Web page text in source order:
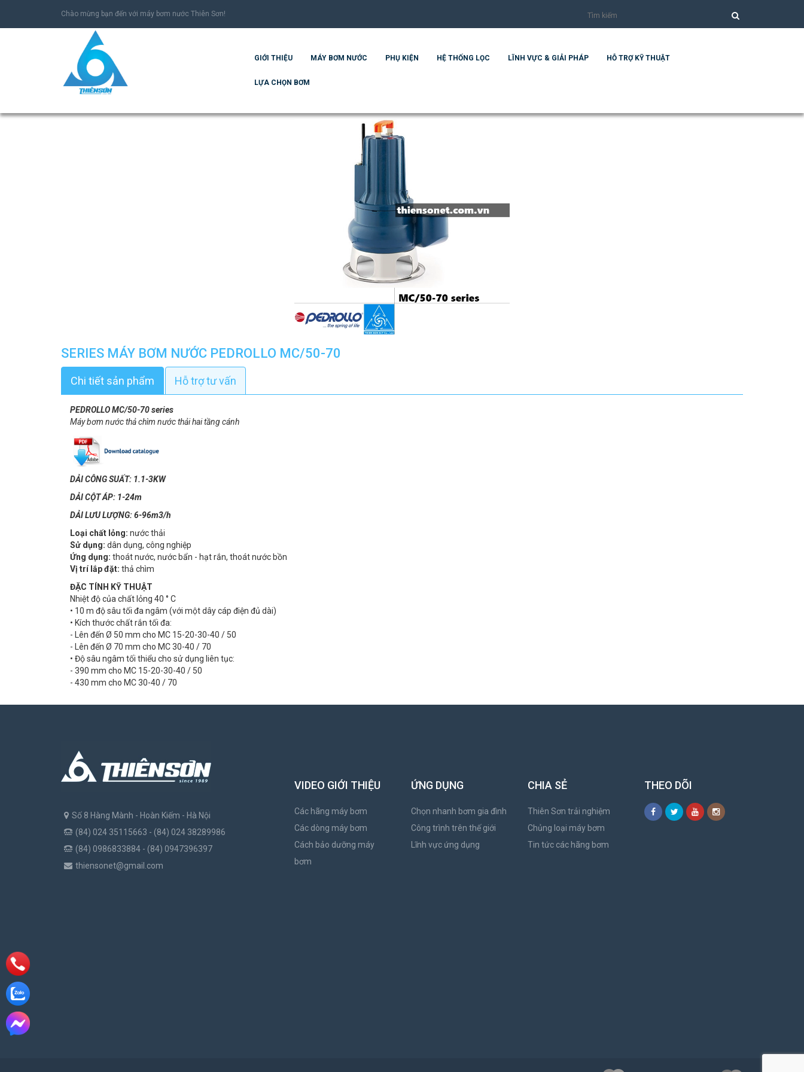
Chào mừng bạn đến với máy bơm nước Thiên Sơn!
GIỚI THIỆU MÁY BƠM NƯỚC PHỤ KIỆN HỆ THỐNG LỌC LĨNH VỰC & GIẢI PHÁP HỖ TRỢ KỸ THUẬT
LỰA CHỌN BƠM
SERIES MÁY BƠM NƯỚC PEDROLLO MC/50-70
Chi tiết sản phẩm Hỗ trợ tư vấn
PEDROLLO MC/50-70 series
Máy bơm nước thả chìm nước thải hai tầng cánh
DẢI CÔNG SUẤT: 1.1-3KW
DẢI CỘT ÁP: 1-24m
DẢI LƯU LƯỢNG: 6-96m3/h
Loại chất lỏng: nước thải
Sử dụng: dân dụng, công nghiệp
Ứng dụng: thoát nước, nước bẩn - hạt rắn, thoát nước bồn
Vị trí lắp đặt: thả chìm
ĐẶC TÍNH KỸ THUẬT
Nhiệt độ của chất lỏng 40 ° C
• 10 m độ sâu tối đa ngâm (với một dây cáp điện đủ dài)
• Kích thước chất rắn tối đa:
- Lên đến Ø 50 mm cho MC 15-20-30-40 / 50
- Lên đến Ø 70 mm cho MC 30-40 / 70
• Độ sâu ngâm tối thiểu cho sử dụng liên tục:
- 390 mm cho MC 15-20-30-40 / 50
- 430 mm cho MC 30-40 / 70
Số 8 Hàng Mành - Hoàn Kiếm - Hà Nội
(84) 024 35115663 - (84) 024 38289986
(84) 0986833884 - (84) 0947396397
thiensonet@gmail.com
VIDEO GIỚI THIỆU
Các hãng máy bơm
Các dòng máy bơm
Cách bảo dưỡng máy
bơm
ỨNG DỤNG
Chọn nhanh bơm gia đình
Công trình trên thế giới
Lĩnh vực ứng dụng
CHIA SẺ
Thiên Sơn trải nghiệm
Chủng loại máy bơm
Tin tức các hãng bơm
THEO DÕI